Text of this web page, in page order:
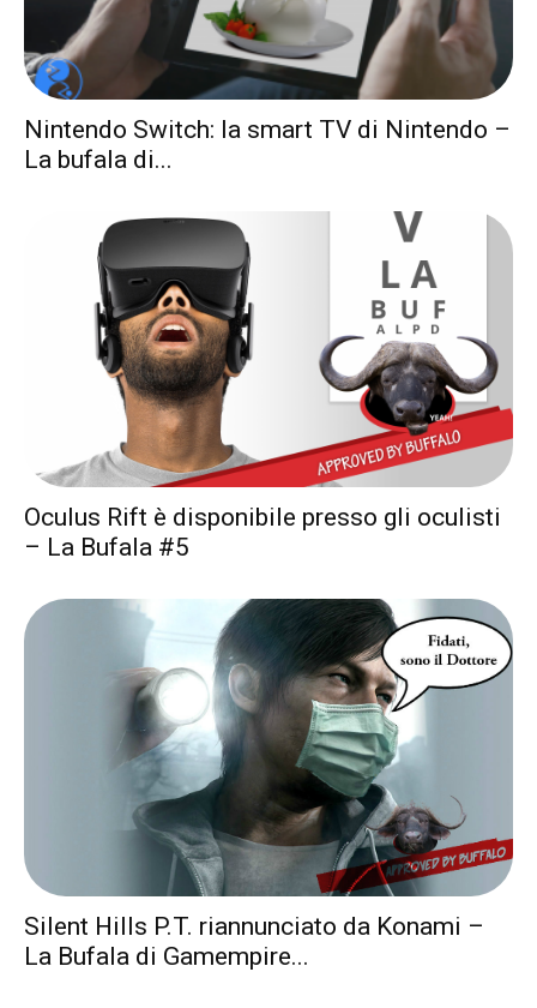
Nintendo Switch: la smart TV di Nintendo –
La bufala di...
Oculus Rift è disponibile presso gli oculisti
– La Bufala #5
Silent Hills P.T. riannunciato da Konami –
La Bufala di Gamempire...